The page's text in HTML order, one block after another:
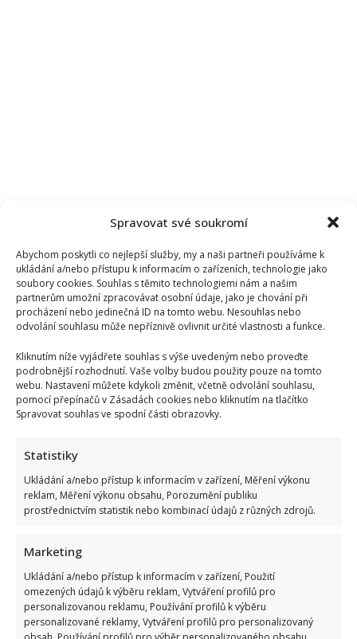
Spravovat své soukromí
Abychom poskytli co nejlepší služby, my a naši partneři používáme k
ukládání a/nebo přístupu k informacím o zařízeních, technologie jako
soubory cookies. Souhlas s těmito technologiemi nám a našim
partnerům umožní zpracovávat osobní údaje, jako je chování při
procházení nebo jedinečná ID na tomto webu. Nesouhlas nebo
odvolání souhlasu může nepříznivě ovlivnit určité vlastnosti a funkce.
Kliknutím níže vyjádřete souhlas s výše uvedeným nebo proveďte
podrobnější rozhodnutí. Vaše volby budou použity pouze na tomto
webu. Nastavení můžete kdykoli změnit, včetně odvolání souhlasu,
pomocí přepínačů v Zásadách cookies nebo kliknutím na tlačítko
Spravovat souhlas ve spodní části obrazovky.
Statistiky
Ukládání a/nebo přístup k informacím v zařízení, Měření výkonu
reklam, Měření výkonu obsahu, Porozumění publiku
prostřednictvím statistik nebo kombinací údajů z různých zdrojů.
Marketing
Ukládání a/nebo přístup k informacím v zařízení, Použití
omezených údajů k výběru reklam, Vytváření profilů pro
personalizovanou reklamu, Používání profilů k výběru
personalizované reklamy, Vytváření profilů pro personalizovaný